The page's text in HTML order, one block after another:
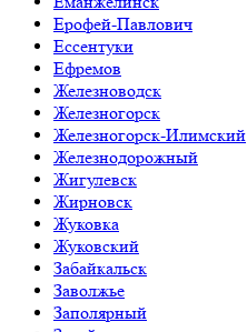
Ерофей-Павлович
Ессентуки
Ефремов
Железноводск
Железногорск
Железногорск-Илимский
Железнодорожный
Жигулевск
Жирновск
Жуковка
Жуковский
Забайкальск
Заволжье
Заполярный